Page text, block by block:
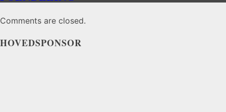
Comments are closed.
HOVEDSPONSOR